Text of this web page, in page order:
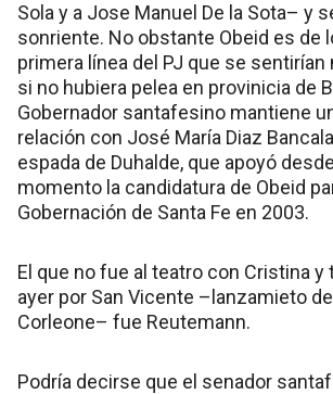
Sola y a Jose Manuel De la Sota– y
sonriente. No obstante Obeid es de
primera línea del PJ que se
si no hubiera pelea en provinicia de
Gobernador santafesino mantiene
relación con José María Diaz
espada de Duhalde, que apoyó
momento la candidatura de Obeid
Gobernación de Santa Fe en 2003.
El que no fue al teatro con Cristina
ayer por San Vicente –lanzamieto de
Corleone– fue Reutemann.
Podría decirse que el senador